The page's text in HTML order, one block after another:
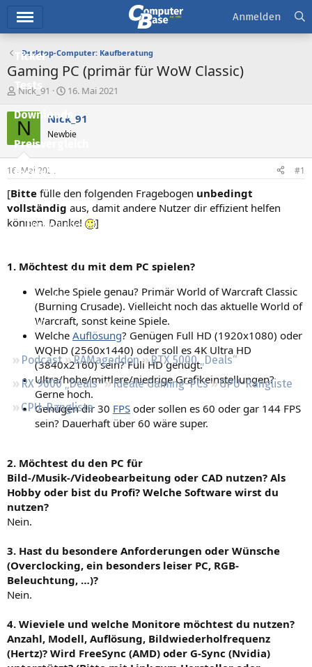
Ticker
Tests
Downloads
Preisvergleich
Forum
Aktuelles
Empfohlene Inhalte
Neueste Aktivitäten
Leserartikel
Regeln
Podcast RAMageddon
RTX 5000 „Deals“
RX 9000 „Deals“
Ideale Gaming-PCs
GPU-Rangliste
CPU-Rangliste
Anmelden
Desktop-Computer: Kaufberatung
Gaming PC (primär für WoW Classic)
E
s
t
e
e
r
Nick_91
E
s
e
t
a
16. Mai 2021
N Nick_91
Newbie
16. Mai 2021 #1
[Bitte fülle den folgenden Fragebogen unbedingt
vollständig aus, damit andere Nutzer dir effizient helfen
können. Danke!
]
1. Möchtest du mit dem PC spielen?
Welche Spiele genau? Primär World of Warcraft Classic
(Burning Crusade). Vielleicht noch das aktuelle World of
Warcraft, sonst keine Spiele.
Welche Auflösung? Genügen Full HD (1920x1080) oder
WQHD (2560x1440) oder soll es 4K Ultra HD
(3840x2160) sein? Full HD genügt.
Ultra/hohe/mittlere/niedrige Grafikeinstellungen?
Gerne hoch.
Genügen dir 30 FPS oder sollen es 60 oder gar 144 FPS
sein? Dauerhaft über 60 wäre super.
2. Möchtest du den PC für
Bild-/Musik-/Videobearbeitung oder CAD nutzen? Als
Hobby oder bist du Profi? Welche Software wirst du
nutzen?
Nein.
3. Hast du besondere Anforderungen oder Wünsche
(Overclocking, ein besonders leiser PC, RGB-
Beleuchtung, …)?
Nein.
4. Wieviele und welche Monitore möchtest du nutzen?
Anzahl, Modell, Auflösung, Bildwiederholfrequenz
(Hertz)? Wird FreeSync (AMD) oder G-Sync (Nvidia)